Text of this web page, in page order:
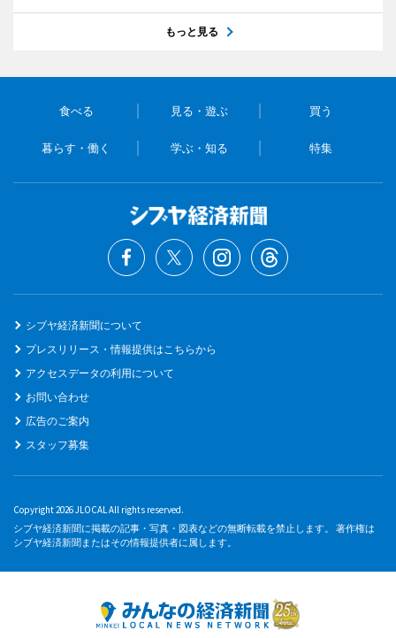
もっと見る
食べる 見る・遊ぶ 買う
暮らす・働く 学ぶ・知る 特集
シブヤ経済新聞について
プレスリリース・情報提供はこちらから
アクセスデータの利用について
お問い合わせ
広告のご案内
スタッフ募集
Copyright 2026 JLOCAL All rights reserved.
シブヤ経済新聞に掲載の記事・写真・図表などの無断転載を禁止します。 著作権は
シブヤ経済新聞またはその情報提供者に属します。